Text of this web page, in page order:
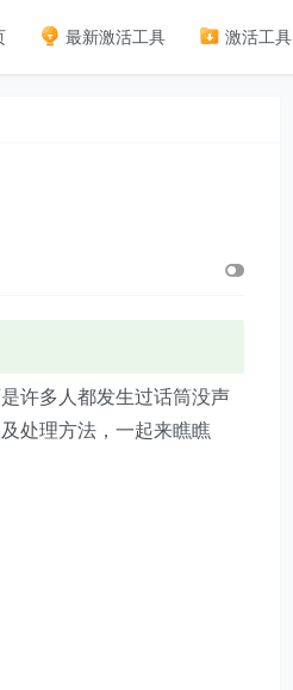
最新激活工具 激活工具
许多人都发生过话筒没声
处理方法，一起来瞧瞧